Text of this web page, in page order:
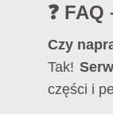
❓
Czy
Tak!
części i